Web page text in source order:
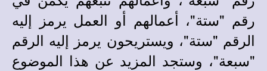
رقم "ستة"، أعمالهم أو العمل يرمز إليه
الرقم "ستة"، ويستريحون يرمز إليه الرقم
"سبعة"، وستجد المزيد عن هذا الموضوع